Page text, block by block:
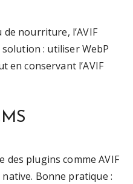
nourriture, l’AVIF
: utiliser WebP
en conservant l’AVIF
des plugins comme AVIF
Bonne pratique :